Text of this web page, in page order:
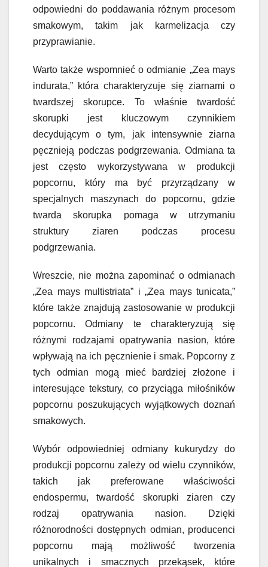
odpowiedni do poddawania różnym procesom
smakowym, takim jak karmelizacja czy
przyprawianie.
Warto także wspomnieć o odmianie „Zea mays
indurata,” która charakteryzuje się ziarnami o
twardszej skorupce. To właśnie twardość
skorupki jest kluczowym czynnikiem
decydującym o tym, jak intensywnie ziarna
pęcznieją podczas podgrzewania. Odmiana ta
jest często wykorzystywana w produkcji
popcornu, który ma być przyrządzany w
specjalnych maszynach do popcornu, gdzie
twarda skorupka pomaga w utrzymaniu
struktury ziaren podczas procesu
podgrzewania.
Wreszcie, nie można zapominać o odmianach
„Zea mays multistriata” i „Zea mays tunicata,”
które także znajdują zastosowanie w produkcji
popcornu. Odmiany te charakteryzują się
różnymi rodzajami opatrywania nasion, które
wpływają na ich pęcznienie i smak. Popcorny z
tych odmian mogą mieć bardziej złożone i
interesujące tekstury, co przyciąga miłośników
popcornu poszukujących wyjątkowych doznań
smakowych.
Wybór odpowiedniej odmiany kukurydzy do
produkcji popcornu zależy od wielu czynników,
takich jak preferowane właściwości
endospermu, twardość skorupki ziaren czy
rodzaj opatrywania nasion. Dzięki
różnorodności dostępnych odmian, producenci
popcornu mają możliwość tworzenia
unikalnych i smacznych przekąsek, które